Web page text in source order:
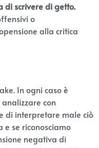
di scrivere di getto.
o
alla critica
In ogni caso è
con
di interpretare male ciò
e se riconosciamo
negativa di